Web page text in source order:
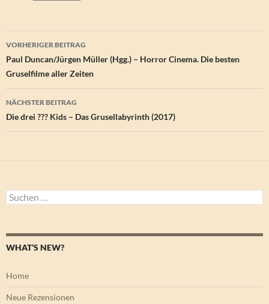
Beitragsnavigation
VORHERIGER BEITRAG
Paul Duncan/Jürgen Müller (Hgg.) – Horror Cinema. Die besten
Gruselfilme aller Zeiten
NÄCHSTER BEITRAG
Die drei ??? Kids – Das Grusellabyrinth (2017)
Suchen
nach:
WHAT’S NEW?
Home
Neue Rezensionen